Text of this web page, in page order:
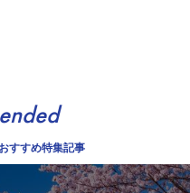
すすめ特集記事